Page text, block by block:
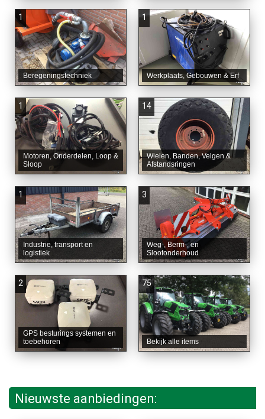
1
Beregeningstechniek
1
Werkplaats, Gebouwen & Erf
1
Motoren, Onderdelen, Loop &
Sloop
14
Wielen, Banden, Velgen &
Afstandsringen
1
Industrie, transport en
logistiek
3
Weg-, Berm-, en
Slootonderhoud
2
GPS besturings systemen en
toebehoren
75
Bekijk alle items
Nieuwste aanbiedingen: